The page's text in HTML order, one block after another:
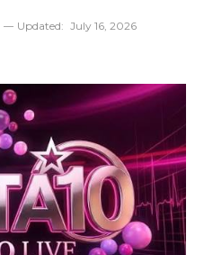
Updated: July 16, 2026